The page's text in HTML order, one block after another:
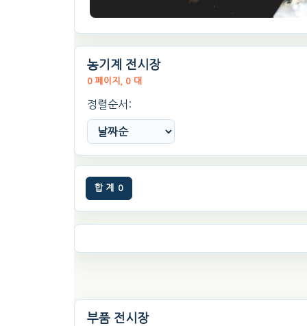
농기계 전시장
0 페이지, 0 대
정렬순서:
합 계 0
부품 전시장